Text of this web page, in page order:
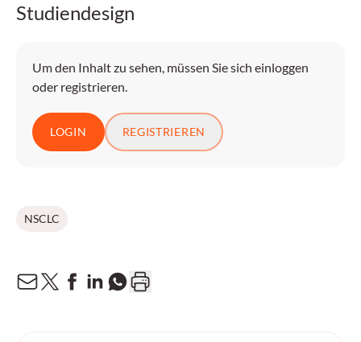
Studiendesign
Um den Inhalt zu sehen, müssen Sie sich einloggen
oder registrieren.
LOGIN REGISTRIEREN
NSCLC